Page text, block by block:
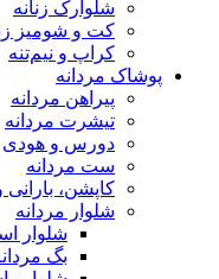
شلوارک زنانه
کت و شومیز
کراپ و نیم‌تنه
پوشاک مردانه
پیراهن مردانه
تیشرت مردانه
دورس و هودی
ست مردانه
کاپشن، بارانی
شلوار مردانه
شلوار
بگ